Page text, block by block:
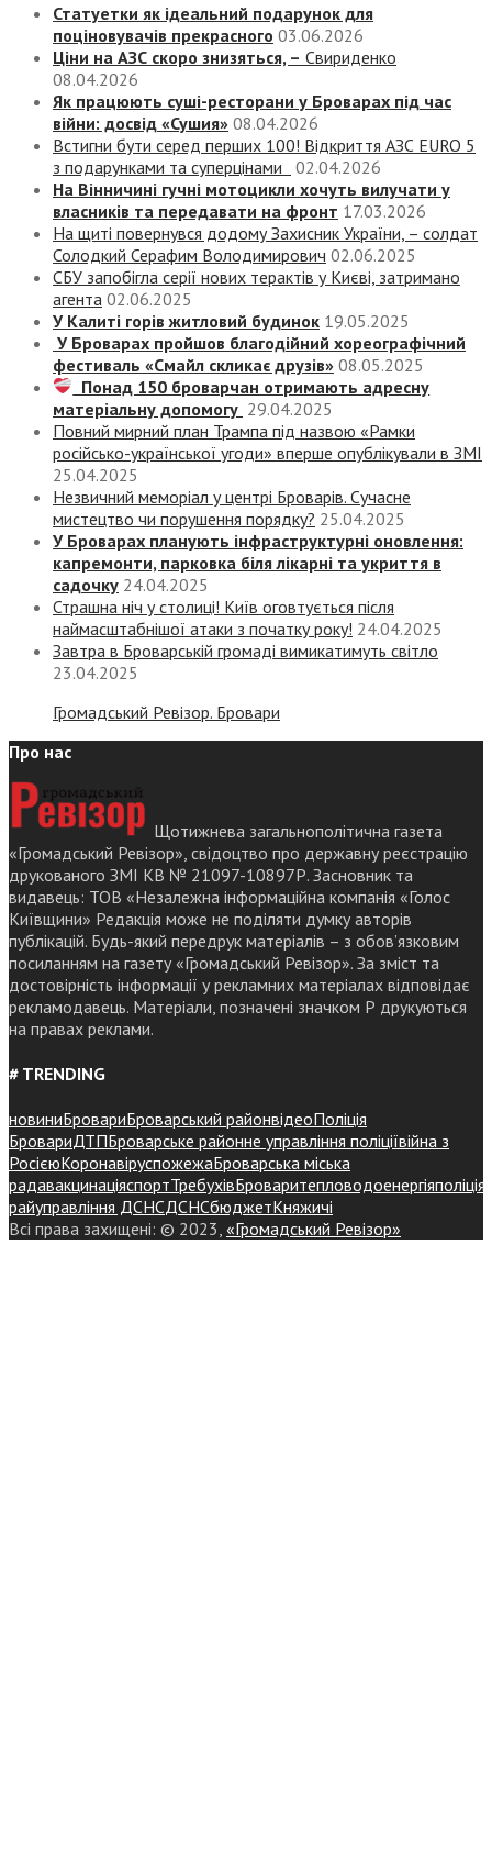
Статуетки як ідеальний подарунок для
поціновувачів прекрасного 03.06.2026
Ціни на АЗС скоро знизяться, – Свириденко
08.04.2026
Як працюють суші-ресторани у Броварах під час
війни: досвід «Сушия» 08.04.2026
Встигни бути серед перших 100! Відкриття АЗС EURO 5
з подарунками та суперцінами
02.04.2026
На Вінничині гучні мотоцикли хочуть вилучати у
власників та передавати на фронт 17.03.2026
На щиті повернувся додому Захисник України, – солдат
Солодкий Серафим Володимирович 02.06.2025
СБУ запобігла серії нових терактів у Києві, затримано
агента 02.06.2025
У Калиті горів житловий будинок 19.05.2025
У Броварах пройшов благодійний хореографічний
фестиваль «Смайл скликає друзів» 08.05.2025
Понад 150 броварчан отримають адресну
матеріальну допомогу 29.04.2025
Повний мирний план Трампа під назвою «‎Рамки
російсько-української угоди» вперше опублікували в ЗМІ
25.04.2025
Незвичний меморіал у центрі Броварів. Сучасне
мистецтво чи порушення порядку? 25.04.2025
У Броварах планують інфраструктурні оновлення:
капремонти, парковка біля лікарні та укриття в
садочку 24.04.2025
Страшна ніч у столиці! Київ оговтується після
наймасштабнішої атаки з початку року! 24.04.2025
Завтра в Броварській громаді вимикатимуть світло
23.04.2025
Громадський Ревізор. Бровари
Про нас
Щотижнева загальнополітична газета
«Громадський Ревізор», свідоцтво про державну реєстрацію
друкованого ЗМІ КВ № 21097-10897Р. Засновник та
видавець: ТОВ «Незалежна інформаційна компанія «Голос
Київщини» Редакція може не поділяти думку авторів
публікацій. Будь-який передрук матеріалів – з обов’язковим
посиланням на газету «Громадський Ревізор». За зміст та
достовірність інформації у рекламних матеріалах відповідає
рекламодавець. Матеріали, позначені значком Р друкуються
на правах реклами.
# TRENDING
новиниБровариБроварський районвідеоПоліція
БровариДТПБроварське районне управління поліціївійна з
РосієюКоронавіруспожежаБроварська міська
радавакцинаціяспортТребухівБроваритепловодоенергіяполіція
райуправління ДСНСДСНСбюджетКняжичі
Всі права захищені: © 2023, «Громадський Ревізор»